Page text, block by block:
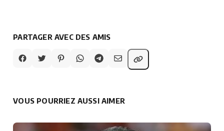
PARTAGER AVEC DES AMIS
VOUS POURRIEZ AUSSI AIMER